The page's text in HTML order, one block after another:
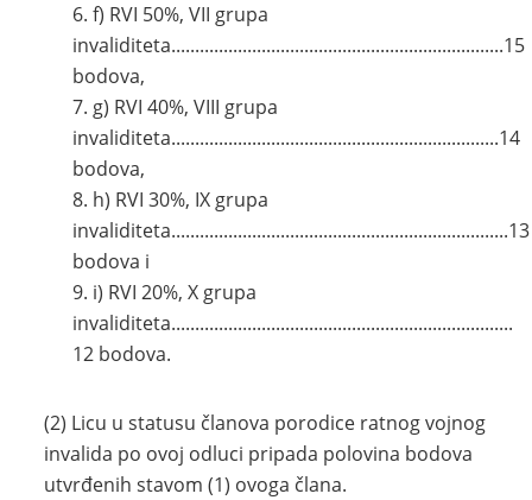
f) RVI 50%, VII grupa
invaliditeta......................................................................15
bodova,
g) RVI 40%, VIII grupa
invaliditeta.....................................................................14
bodova,
h) RVI 30%, IX grupa
invaliditeta.......................................................................13
bodova i
i) RVI 20%, X grupa
invaliditeta........................................................................
12 bodova.
(2) Licu u statusu članova porodice ratnog vojnog
invalida po ovoj odluci pripada polovina bodova
utvrđenih stavom (1) ovoga člana.